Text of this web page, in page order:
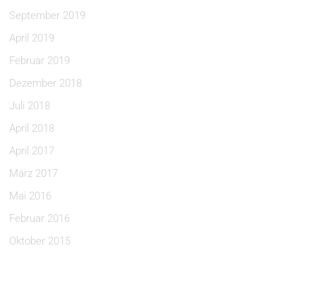
September 2019
April 2019
Februar 2019
Dezember 2018
Juli 2018
April 2018
April 2017
März 2017
Mai 2016
Februar 2016
Oktober 2015